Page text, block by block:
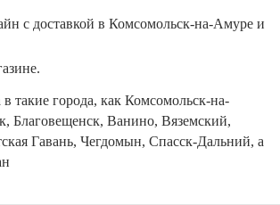
с доставкой в Комсомольск-на-Амуре и
в такие города, как Комсомольск-на-
Благовещенск, Ванино, Вяземский,
Гавань, Чегдомын, Спасск-Дальний, а